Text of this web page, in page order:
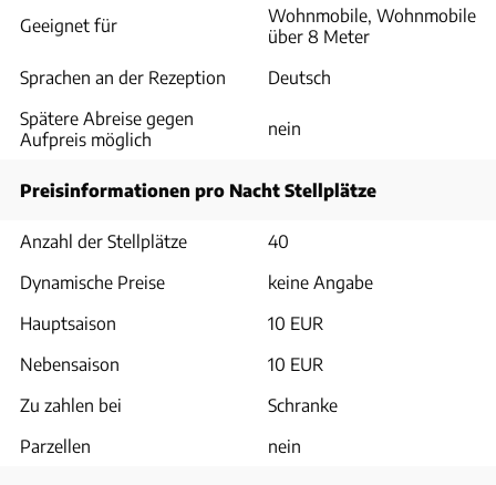
Geeignet für
Wohnmobile, Wohnmobile
über 8 Meter
Sprachen an der Rezeption
Deutsch
Spätere Abreise gegen
Aufpreis möglich
nein
Preisinformationen pro Nacht Stellplätze
Anzahl der Stellplätze
40
Dynamische Preise
keine Angabe
Hauptsaison
10 EUR
Nebensaison
10 EUR
Zu zahlen bei
Schranke
Parzellen
nein